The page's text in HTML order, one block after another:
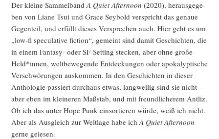
Der klei­ne Sam­mel­band A Quiet After­noon (2020), her­aus­ge­ge­
ben von Lia­ne Tsui und Grace Sey­bold ver­spricht das genaue
Gegen­teil, und erfüllt die­ses Ver­spre­chen auch. Hier geht es um
„low-fi spe­cu­la­ti­ve fic­tion“, gemeint sind damit Geschich­ten, die
in einem Fan­ta­sy- oder SF-Set­ting ste­cken, aber ohne gro­ße
Held*innen, welt­be­we­gen­de Ent­de­ckun­gen oder apo­ka­lyp­ti­sche
Ver­schwö­run­gen aus­kom­men. In den Geschich­ten in die­ser
Antho­lo­gie pas­siert durch­aus etwas, lang­wei­lig sind sie nicht –
aber eben im klei­ne­ren Maß­stab, und mit freund­li­che­rem Ant­liz.
Ob ich das unter Hope Punk ein­sor­tie­ren wür­de, weiß ich nicht.
Aber als Aus­gleich zur Welt­la­ge habe ich A Quiet After­noon
ger­ne gelesen.